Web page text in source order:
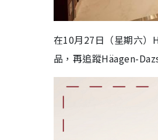
在10月27日（星期六）
品，再追蹤Häagen-